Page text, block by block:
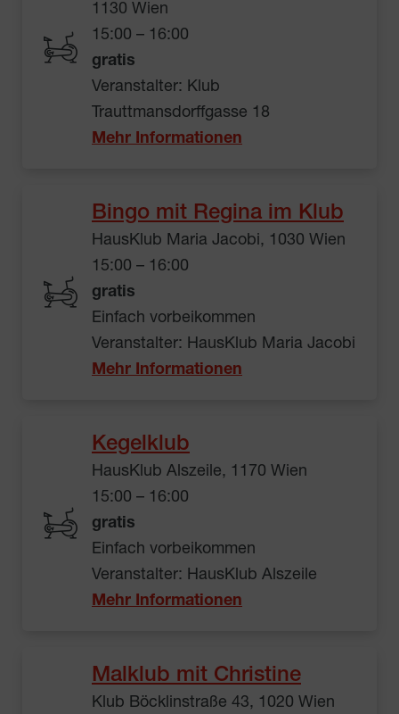
1130 Wien
15:00 – 16:00
gratis
Veranstalter: Klub
Trauttmansdorffgasse 18
Mehr Informationen
Bingo mit Regina im Klub
HausKlub Maria Jacobi, 1030 Wien
15:00 – 16:00
gratis
Einfach vorbeikommen
Veranstalter: HausKlub Maria Jacobi
Mehr Informationen
Kegelklub
HausKlub Alszeile, 1170 Wien
15:00 – 16:00
gratis
Einfach vorbeikommen
Veranstalter: HausKlub Alszeile
Mehr Informationen
Malklub mit Christine
Klub Böcklinstraße 43, 1020 Wien